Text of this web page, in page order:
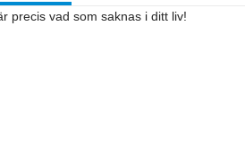
precis vad som saknas i ditt liv!